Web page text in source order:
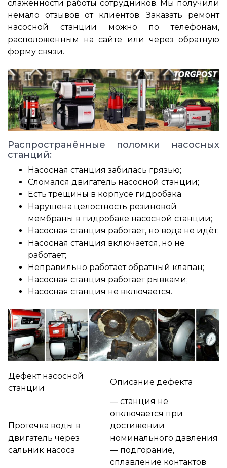
слаженности работы сотрудников. Мы получили
немало отзывов от клиентов. Заказать ремонт
насосной станции можно по телефонам,
расположенным на сайте или через обратную
форму связи.
Распространённые поломки насосных
станций:
Насосная станция забилась грязью;
Сломался двигатель насосной станции;
Есть трещины в корпусе гидробака
Нарушена целостность резиновой
мембраны в гидробаке насосной станции;
Насосная станция работает, но вода не идёт;
Насосная станция включается, но не
работает;
Неправильно работает обратный клапан;
Насосная станция работает рывками;
Насосная станция не включается.
Дефект насосной
станции
Описание дефекта
Протечка воды в
двигатель через
сальник насоса
— станция не
отключается при
достижении
номинального давления
— подгорание,
сплавление контактов